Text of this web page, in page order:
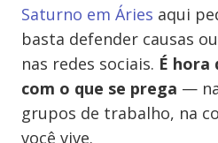
Saturno em Áries aqui
basta defender causas
nas redes sociais. É hora
com o que se prega —
grupos de trabalho, na
você vive.